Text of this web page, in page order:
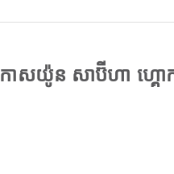
ាសយ៉ូន សាប៊ីហា ហ្គោ